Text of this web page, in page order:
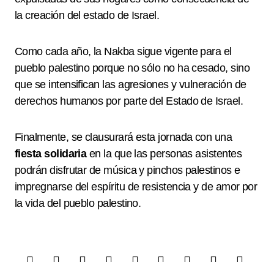
la creación del estado de Israel.
Como cada año, la Nakba sigue vigente para el
pueblo palestino porque no sólo no ha cesado, sino
que se intensifican las agresiones y vulneración de
derechos humanos por parte del Estado de Israel.
Finalmente, se clausurará esta jornada con una
fiesta solidariaen la que las personas asistentes
podrán disfrutar de música y pinchos palestinos e
impregnarse del espíritu de resistencia y de amor por
la vida del pueblo palestino.